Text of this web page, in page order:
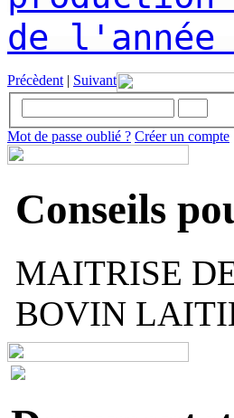
de l'année
Précèdent | Suivant
Mot de passe oublié ? Créer un compte
Conseils
MAITRISE
BOVIN